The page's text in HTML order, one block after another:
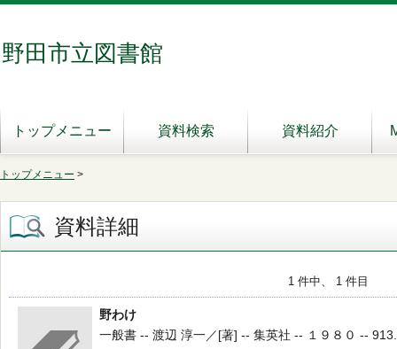
野田市立図書館
トップメニュー 資料検索 資料紹介
トップメニュー >
資料詳細
1 件中、 1 件目
野わけ
一般書 -- 渡辺 淳一／[著] -- 集英社 -- １９８０ --